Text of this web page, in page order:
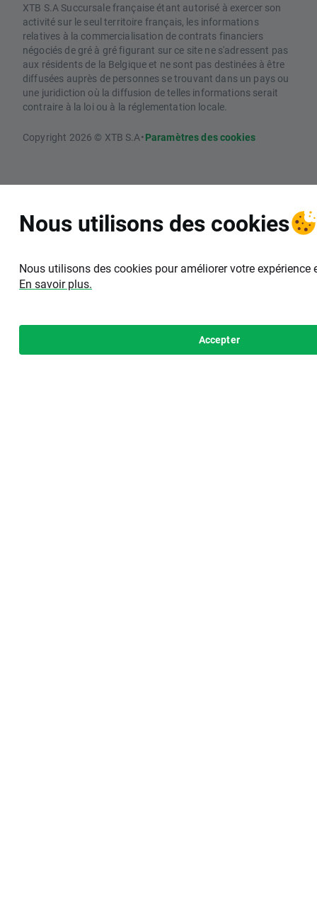
XTB S.A Succursale française étant autorisé à exercer son
activité sur le seul territoire français, les informations
relatives à la commercialisation de contrats financiers
négociés de gré à gré figurant sur ce site ne s'adressent pas
aux résidents de la Belgique et ne sont pas destinées à être
diffusées auprès de personnes se trouvant dans un pays ou
une juridiction où la diffusion de telles informations serait
contraire à la loi ou à la réglementation locale.
Copyright 2026 © XTB S.A•Paramètres des cookies
Nous utilisons des cookies
Nous utilisons des cookies pour améliorer votre
En savoir plus.
Accepter